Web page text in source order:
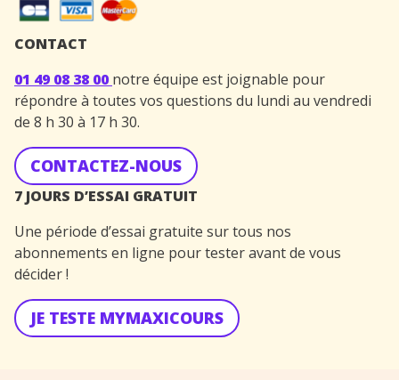
CONTACT
01 49 08 38 00 notre équipe est joignable pour
répondre à toutes vos questions du lundi au vendredi
de 8 h 30 à 17 h 30.
CONTACTEZ-NOUS
7 JOURS D’ESSAI GRATUIT
Une période d’essai gratuite sur tous nos
abonnements en ligne pour tester avant de vous
décider !
JE TESTE MYMAXICOURS